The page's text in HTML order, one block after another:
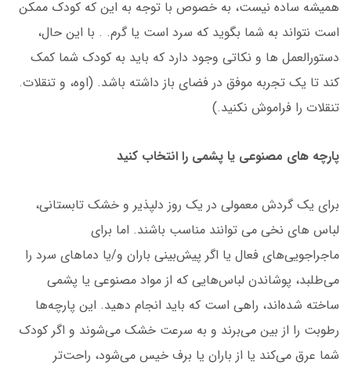
همیشه ساده نیست، به خصوص با توجه به این که کودک ممکن
است نتواند به شما بگوید که سرد است یا گرم. . با این حال،
دستورالعمل ها و نکاتی وجود دارد که باید به کودک شما کمک
کند تا یک تجربه موفق در فضای باز داشته باشد. (اوه، و تنقلات.
تنقلات را فراموش نکنید.)
پارچه های مصنوعی یا پشمی را انتخاب کنید
برای یک گردش معمولی در یک روز دلپذیر و خشک تابستانی،
لباس های نخی می توانند مناسب باشند. اما برای
ماجراجویی‌های فعال یا اگر پیش‌بینی باران و/یا دماهای سرد را
می‌طلبد، پوشاندن لباس‌هایی که از مواد مصنوعی یا پشمی
ساخته شده‌اند، راهی است که باید انجام دهید. این پارچه‌ها
رطوبت را از بین می‌برند و به سرعت خشک می‌شوند و اگر کودک
شما عرق می‌کند یا از باران یا برف خیس می‌شود، راحت‌تر